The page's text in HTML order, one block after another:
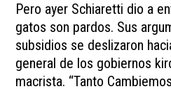
Pero ayer Schiaretti dio a
gatos son pardos. Sus
subsidios se deslizaron
general de los gobiernos
macrista. “Tanto